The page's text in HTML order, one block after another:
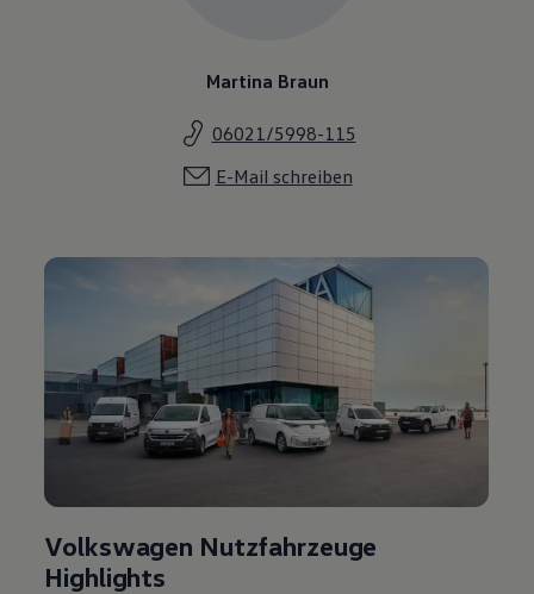
Martina Braun
06021/5998-115
E-Mail schreiben
Volkswagen Nutzfahrzeuge
Highlights